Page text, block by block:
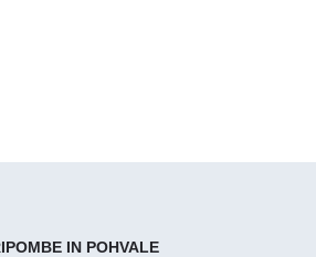
IN POHVALE